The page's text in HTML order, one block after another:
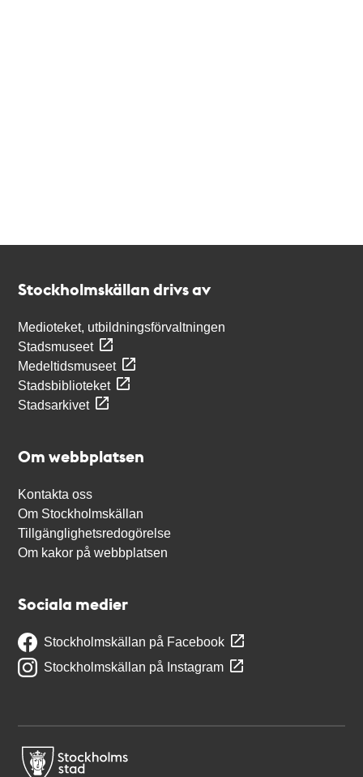
Stockholmskällan drivs av
Medioteket, utbildningsförvaltningen
Stadsmuseet
Medeltidsmuseet
Stadsbiblioteket
Stadsarkivet
Om webbplatsen
Kontakta oss
Om Stockholmskällan
Tillgänglighetsredogörelse
Om kakor på webbplatsen
Sociala medier
Stockholmskällan på Facebook
Stockholmskällan på Instagram